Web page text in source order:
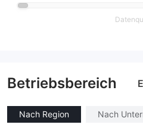
Betriebsbereich
Nach Region Nach